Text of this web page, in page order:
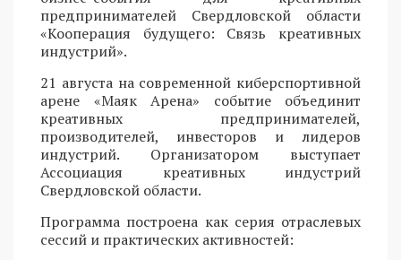
предпринимателей Свердловской области
«Кооперация будущего: Связь креативных
индустрий».
21 августа на современной киберспортивной
арене «Маяк Арена» событие объединит
креативных предпринимателей,
производителей, инвесторов и лидеров
индустрий. Организатором выступает
Ассоциация креативных индустрий
Свердловской области.
Программа построена как серия отраслевых
сессий и практических активностей: